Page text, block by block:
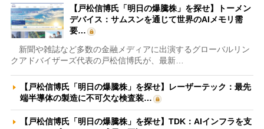
【戸松信博氏「明日の爆騰株」を探せ】トーメン
デバイス：サムスンを通じて世界のAIメモリ需
要…
新聞や雑誌など多数の金融メディアに出演するグローバルリン
クアドバイザーズ代表の戸松信博氏が、最新…
【戸松信博氏「明日の爆騰株」を探せ】レーザーテック：最先
端半導体の製造に不可欠な検査装…
【戸松信博氏「明日の爆騰株」を探せ】TDK：AIインフラを支